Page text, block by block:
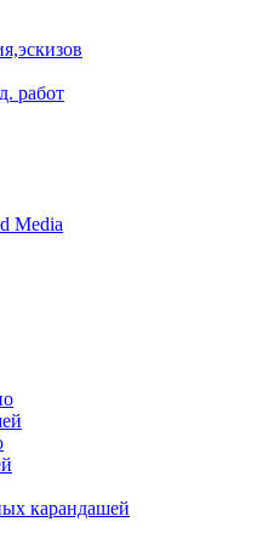
работ
Media
карандашей